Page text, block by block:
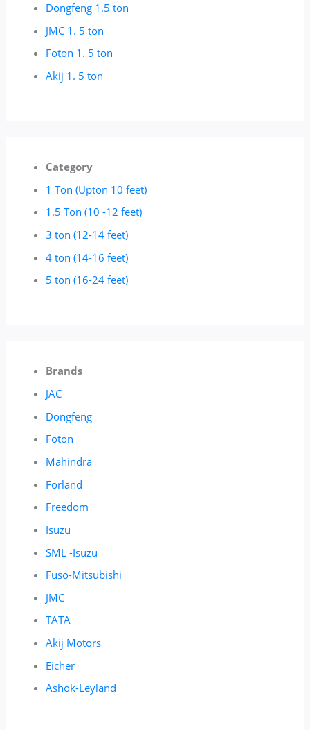
Dongfeng 1.5 ton
JMC 1. 5 ton
Foton 1. 5 ton
Akij 1. 5 ton
Category
1 Ton (Upton 10 feet)
1.5 Ton (10 -12 feet)
3 ton (12-14 feet)
4 ton (14-16 feet)
5 ton (16-24 feet)
Brands
JAC
Dongfeng
Foton
Mahindra
Forland
Freedom
Isuzu
SML -Isuzu
Fuso-Mitsubishi
JMC
TATA
Akij Motors
Eicher
Ashok-Leyland